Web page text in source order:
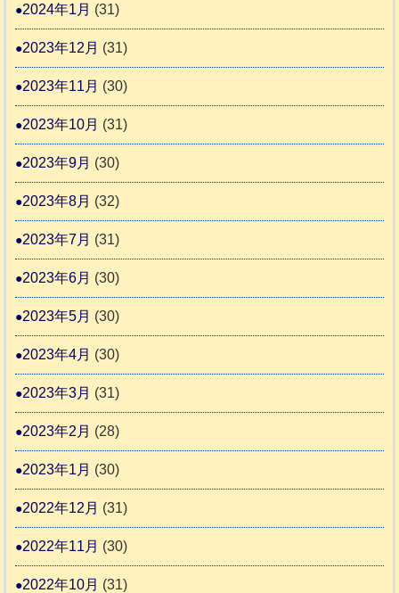
2024年1月 (31)
2023年12月 (31)
2023年11月 (30)
2023年10月 (31)
2023年9月 (30)
2023年8月 (32)
2023年7月 (31)
2023年6月 (30)
2023年5月 (30)
2023年4月 (30)
2023年3月 (31)
2023年2月 (28)
2023年1月 (30)
2022年12月 (31)
2022年11月 (30)
2022年10月 (31)